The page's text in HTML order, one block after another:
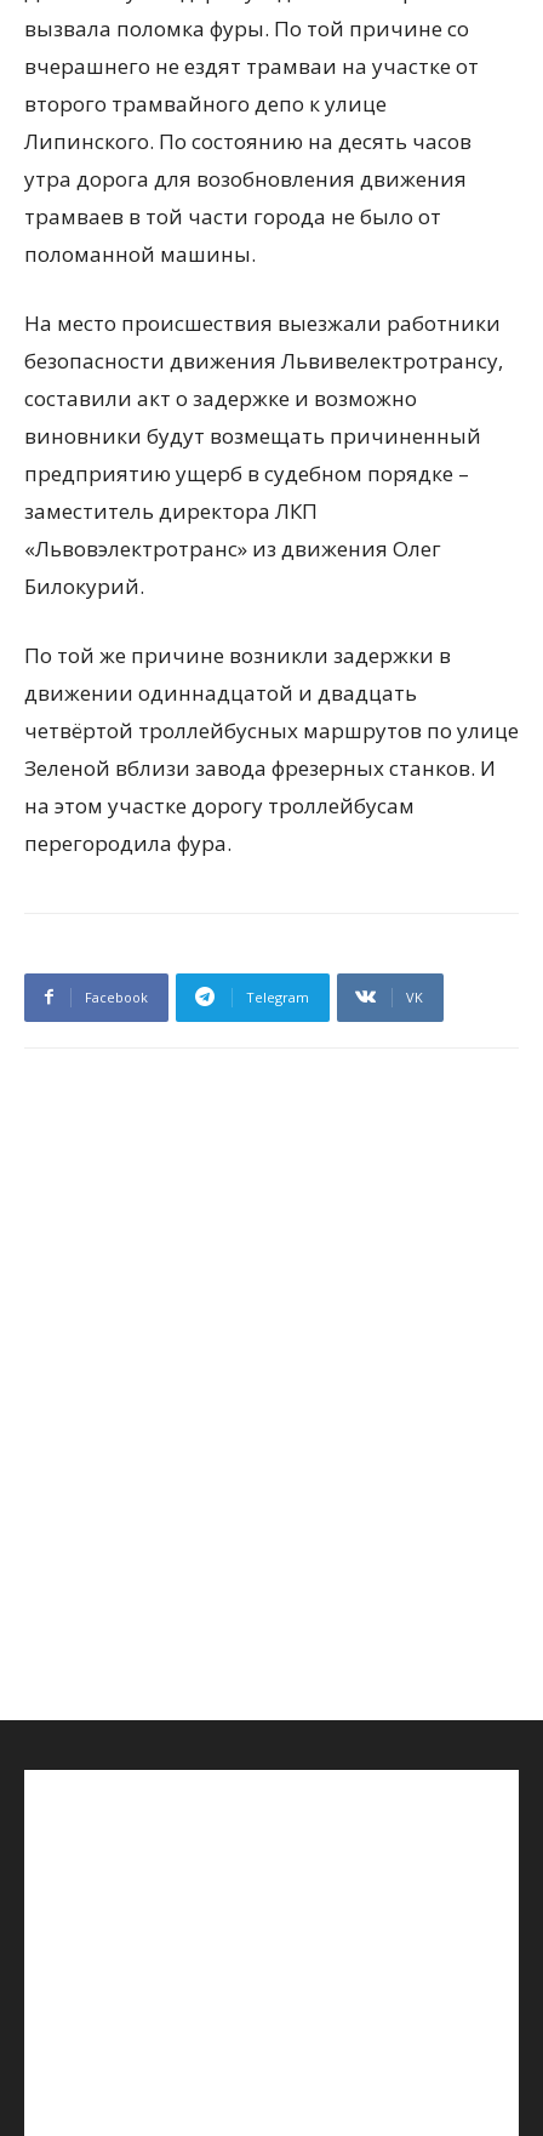
вызвала поломка фуры. По той причине со
вчерашнего не ездят трамваи на участке от
второго трамвайного депо к улице
Липинского. По состоянию на десять часов
утра дорога для возобновления движения
трамваев в той части города не было от
поломанной машины.
На место происшествия выезжали работники
безопасности движения Львивелектротрансу,
составили акт о задержке и возможно
виновники будут возмещать причиненный
предприятию ущерб в судебном порядке –
заместитель директора ЛКП
«Львовэлектротранс» из движения Олег
Билокурий.
По той же причине возникли задержки в
движении одиннадцатой и двадцать
четвёртой троллейбусных маршрутов по улице
Зеленой вблизи завода фрезерных станков. И
на этом участке дорогу троллейбусам
перегородила фура.
Facebook Telegram VK